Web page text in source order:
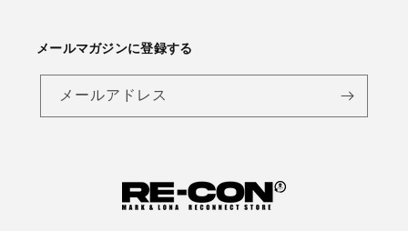
メールマガジンに登録する
メールアドレス